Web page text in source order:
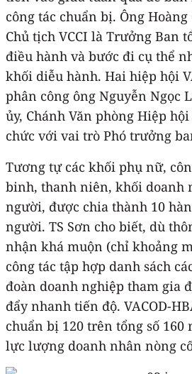
công tác chuẩn bị. Ông Hoàng
Chủ tịch VCCI là Trưởng Ban
điều hành và bước đi cụ thể
khối diễu hành. Hai hiệp hội
phân công ông Nguyễn Ngọc
ủy, Chánh Văn phòng Hiệp
chức với vai trò Phó trưởng
Tương tự các khối phụ nữ,
binh, thanh niên, khối doanh
người, được chia thành 10
người. TS Sơn cho biết, dù
nhận khá muộn (chỉ khoảng
công tác tập hợp danh sách
đoàn doanh nghiệp tham gia
đẩy nhanh tiến độ. VACOD-
chuẩn bị 120 trên tổng số 160
lực lượng doanh nhân nòng